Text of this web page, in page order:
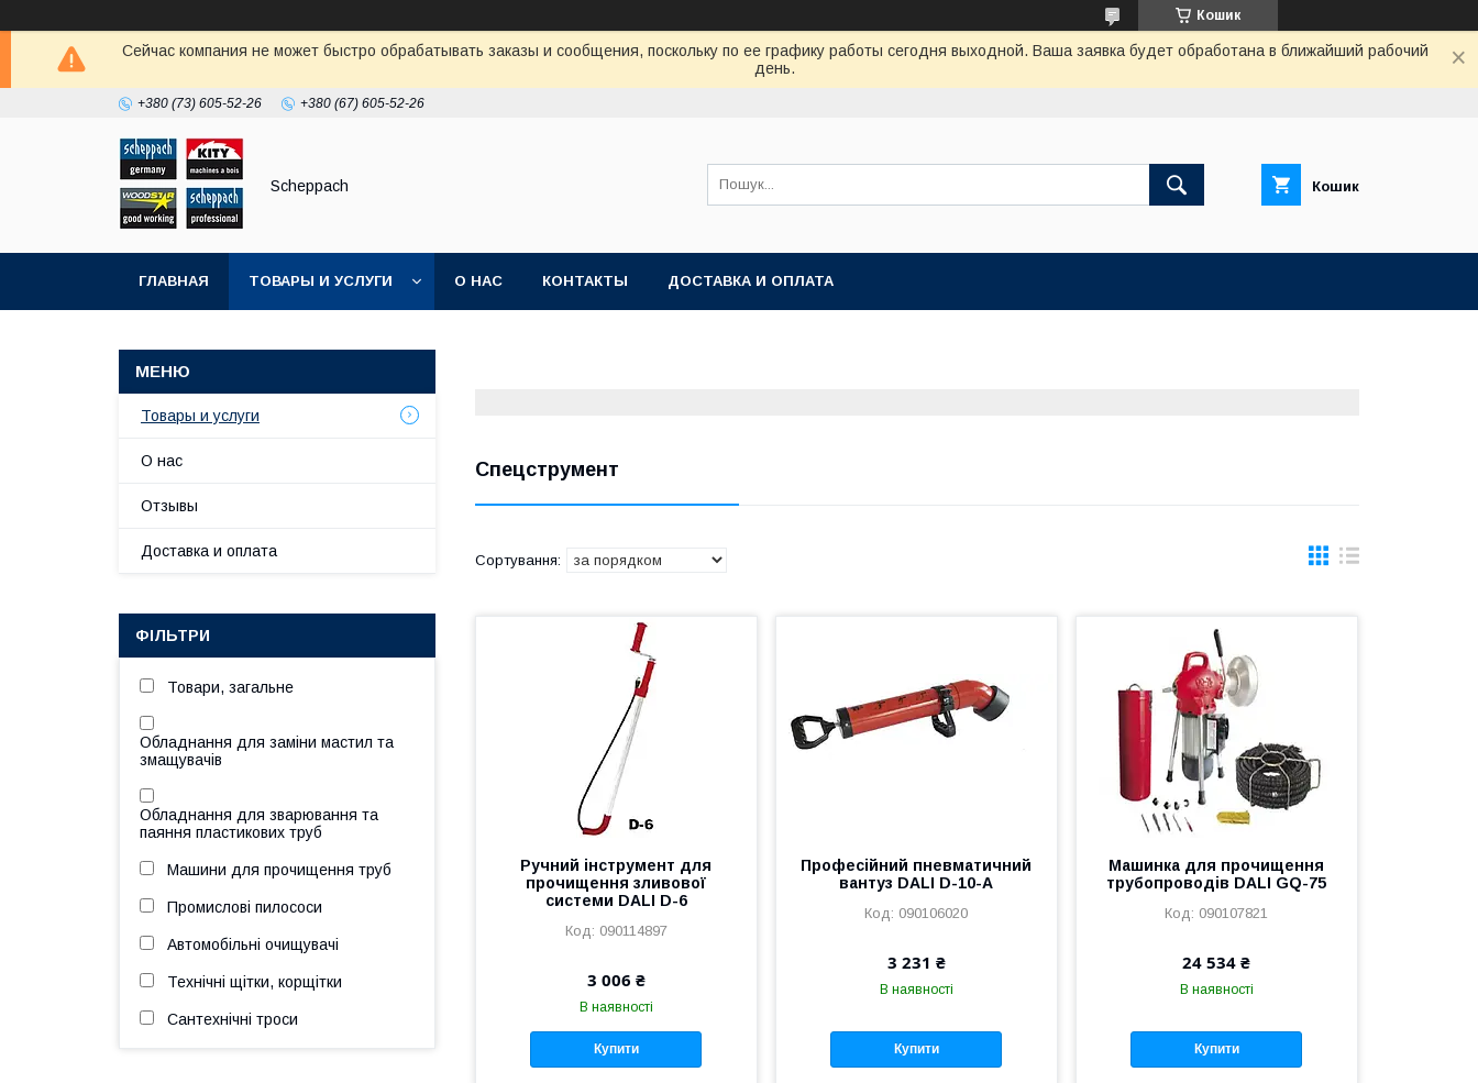
Кошик
Сейчас компания не может быстро обрабатывать заказы и сообщения, поскольку по ее графику работы сегодня выходной. Ваша заявка будет обработана в ближайший рабочий
день.
+380 (73) 605-52-26 +380 (67) 605-52-26
Scheppach Кошик
ГЛАВНАЯ ТОВАРЫ И УСЛУГИ О НАС КОНТАКТЫ ДОСТАВКА И ОПЛАТА
Спецструмент
Ручний інструмент для
прочищення зливової
системи DALI D-6
090114897
3 006 ₴
В наявності
Купити
Професійний пневматичний
вантуз DALI D-10-A
090106020
3 231 ₴
В наявності
Купити
Машинка для прочищення
трубопроводів DALI GQ-75
090107821
24 534 ₴
В наявності
Купити
Товары и услуги
О нас
Отзывы
Доставка и оплата
ФІЛЬТРИ
Товари, загальне
Обладнання для заміни мастил та
змащувачів
Обладнання для зварювання та
паяння пластикових труб
Машини для прочищення труб
Промислові пилососи
Автомобільні очищувачі
Технічні щітки, корщітки
Сантехнічні троси